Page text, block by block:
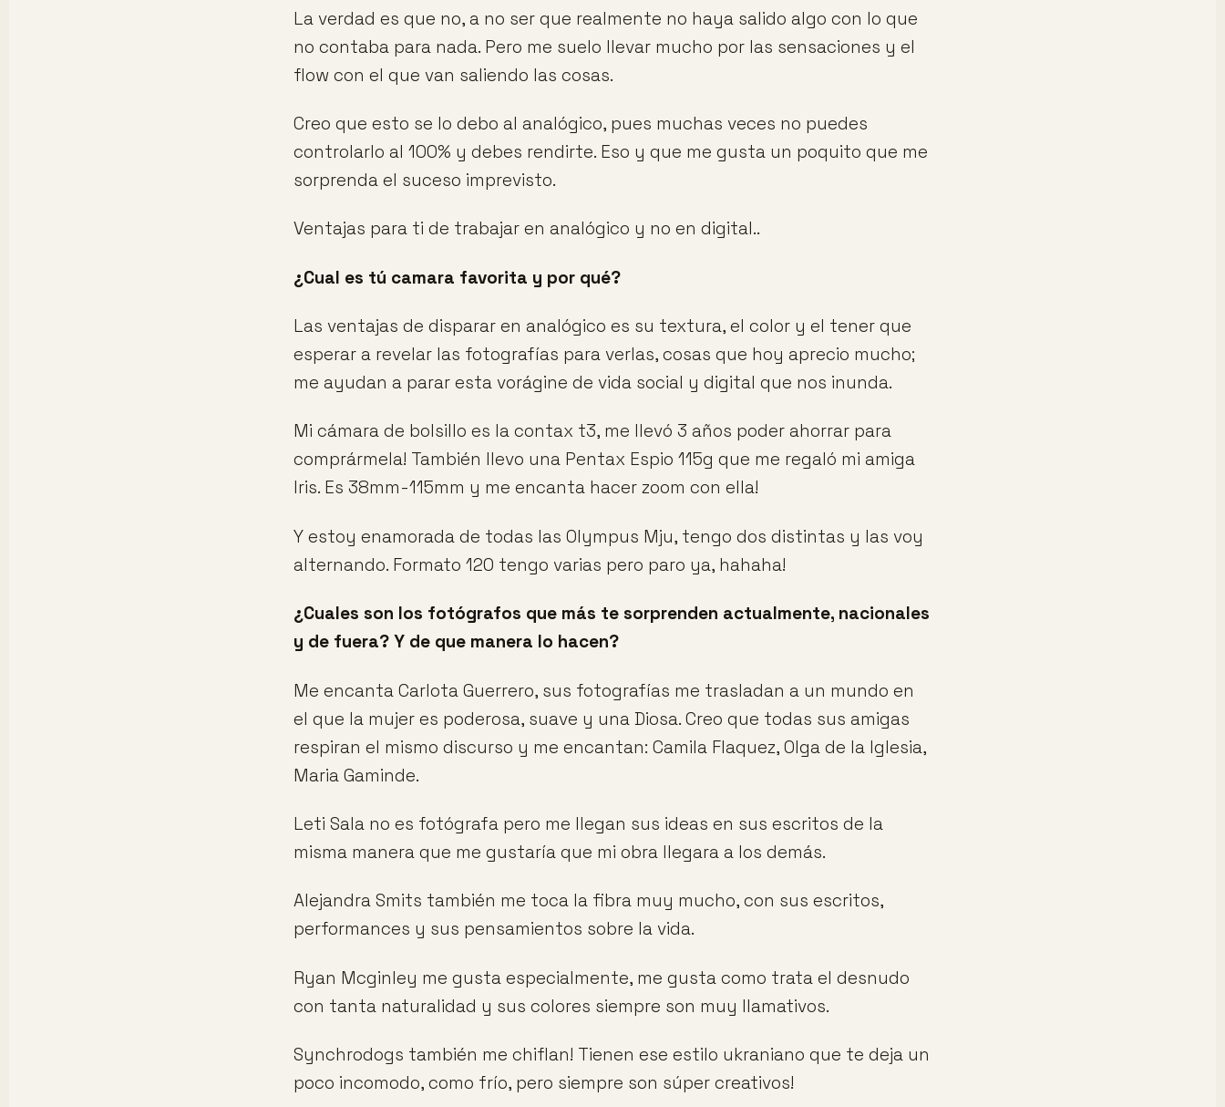
La verdad es que no, a no ser que realmente no haya salido algo con lo que
no contaba para nada. Pero me suelo llevar mucho por las sensaciones y el
flow con el que van saliendo las cosas.
Creo que esto se lo debo al analógico, pues muchas veces no puedes
controlarlo al 100% y debes rendirte. Eso y que me gusta un poquito que me
sorprenda el suceso imprevisto.
Ventajas para ti de trabajar en analógico y no en digital..
¿Cual es tú camara favorita y por qué?
Las ventajas de disparar en analógico es su textura, el color y el tener que
esperar a revelar las fotografías para verlas, cosas que hoy aprecio mucho;
me ayudan a parar esta vorágine de vida social y digital que nos inunda.
Mi cámara de bolsillo es la contax t3, me llevó 3 años poder ahorrar para
comprármela! También llevo una Pentax Espio 115g que me regaló mi amiga
Iris. Es 38mm-115mm y me encanta hacer zoom con ella!
Y estoy enamorada de todas las Olympus Mju, tengo dos distintas y las voy
alternando. Formato 120 tengo varias pero paro ya, hahaha!
¿Cuales son los fotógrafos que más te sorprenden actualmente, nacionales
y de fuera? Y de que manera lo hacen?
Me encanta Carlota Guerrero, sus fotografías me trasladan a un mundo en
el que la mujer es poderosa, suave y una Diosa. Creo que todas sus amigas
respiran el mismo discurso y me encantan: Camila Flaquez, Olga de la Iglesia,
Maria Gaminde.
Leti Sala no es fotógrafa pero me llegan sus ideas en sus escritos de la
misma manera que me gustaría que mi obra llegara a los demás.
Alejandra Smits también me toca la fibra muy mucho, con sus escritos,
performances y sus pensamientos sobre la vida.
Ryan Mcginley me gusta especialmente, me gusta como trata el desnudo
con tanta naturalidad y sus colores siempre son muy llamativos.
Synchrodogs también me chiflan! Tienen ese estilo ukraniano que te deja un
poco incomodo, como frío, pero siempre son súper creativos!